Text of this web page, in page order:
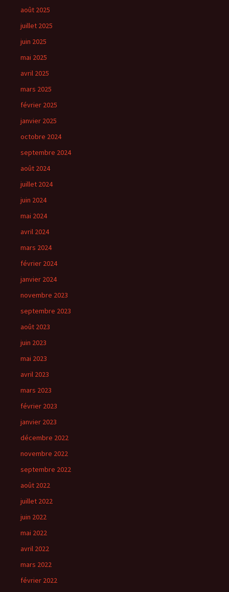
août 2025
juillet 2025
juin 2025
mai 2025
avril 2025
mars 2025
février 2025
janvier 2025
octobre 2024
septembre 2024
août 2024
juillet 2024
juin 2024
mai 2024
avril 2024
mars 2024
février 2024
janvier 2024
novembre 2023
septembre 2023
août 2023
juin 2023
mai 2023
avril 2023
mars 2023
février 2023
janvier 2023
décembre 2022
novembre 2022
septembre 2022
août 2022
juillet 2022
juin 2022
mai 2022
avril 2022
mars 2022
février 2022